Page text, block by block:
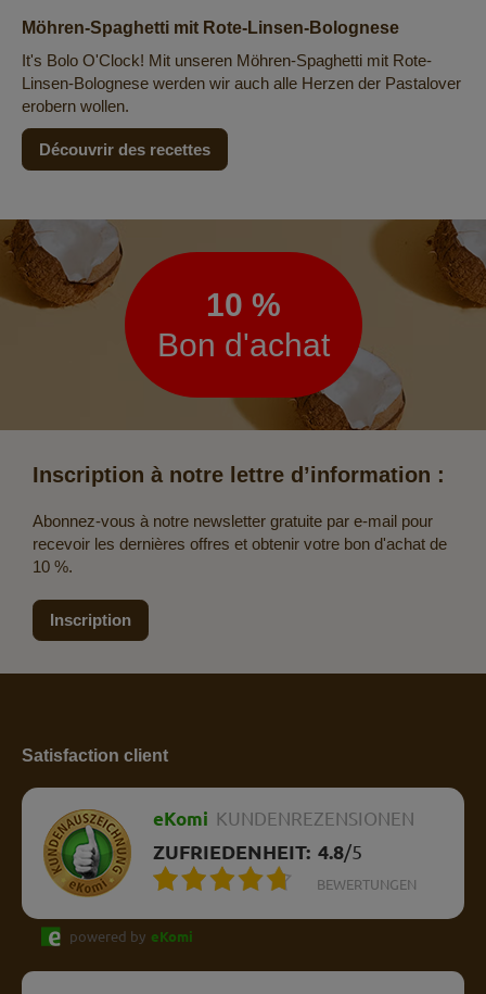
Möhren-Spaghetti mit Rote-Linsen-Bolognese
It's Bolo O'Clock! Mit unseren Möhren-Spaghetti mit Rote-
Linsen-Bolognese werden wir auch alle Herzen der Pastalover
erobern wollen.
Découvrir des recettes
Lettre
d’information
10 %
Bon d'achat
Inscription à notre lettre d’information :
Abonnez-vous à notre newsletter gratuite par e-mail pour
recevoir les dernières offres et obtenir votre bon d'achat de
10 %.
Inscription
Satisfaction client
eKomi KUNDENREZENSIONEN
ZUFRIEDENHEIT: 4.8/5
BEWERTUNGEN
powered by eKomi